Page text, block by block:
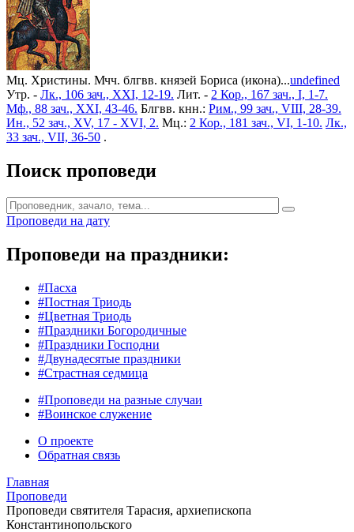
Мц. Христины. Мчч. блгвв. князей Бориса (икона)...undefined
Утр. - Лк., 106 зач., XXI, 12-19. Лит. - 2 Кор., 167 зач., I, 1-7.
Мф., 88 зач., XXI, 43-46. Блгвв. кнн.: Рим., 99 зач., VIII, 28-39.
Ин., 52 зач., XV, 17 - XVI, 2. Мц.: 2 Кор., 181 зач., VI, 1-10. Лк.,
33 зач., VII, 36-50 .
Поиск проповеди
Проповеди на дату
Проповеди на праздники:
#Пасха
#Постная Триодь
#Цветная Триодь
#Праздники Богородичные
#Праздники Господни
#Двунадесятые праздники
#Страстная седмица
#Проповеди на разные случаи
#Воинское служение
О проекте
Обратная связь
Главная
Проповеди
Проповеди святителя Тарасия, архиепископа
Константинопольского